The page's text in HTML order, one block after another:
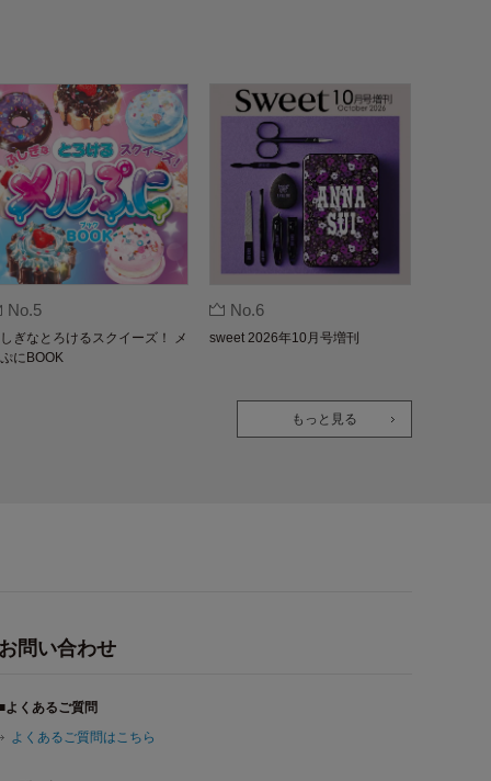
No.5
ぎなとろけるスクイーズ！ メ
にBOOK
No.6
sweet 2026年10月号増刊
もっと見る
お問い合わせ
よくあるご質問
よくあるご質問はこちら